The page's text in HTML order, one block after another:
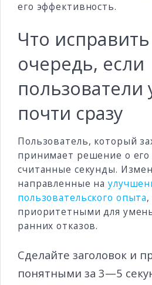
его эффективность.
Что
очередь, если
пользователи
почти сразу
Пользователь, который
принимает решение о его
считанные секунды.
направленные на
пользовательского опыта
приоритетными для
ранних отказов.
Сделайте заголовок и
понятными за 3—5